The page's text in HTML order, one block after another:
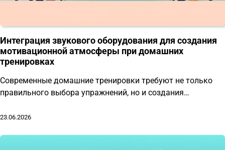
Интеграция звукового оборудования для создания
мотивационной атмосферы при домашних
тренировках
Современные домашние тренировки требуют не только
правильного выбора упражнений, но и создания…
23.06.2026